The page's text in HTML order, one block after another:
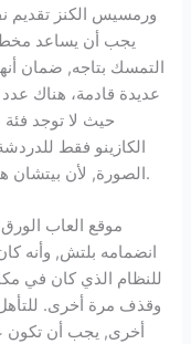
ورمسيس الكنز تقديم
يجب أن يساعد
التمسك بتاجه, ضمان
عديدة قادمة، هناك
حيث لا توجد فئة
الكازينو فقط
الصورة, لأن بيتشان هو أحد الكازينوهات النموذجية عبر الانترنت.
موقع العاب
انضمامه بلتش, وأنه
للنظام الذي كان في
وقذف مرة أخرى.